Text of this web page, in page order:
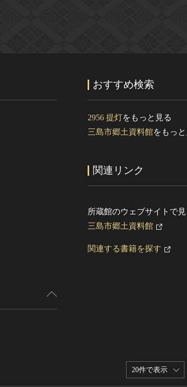
おすすめ検索
2956 提灯をもっと見る
三島市郷土資料館をもっ
関連リンク
所蔵館のウェブサイトで
三島市郷土資料館
関連する書籍を探す
20件で表示